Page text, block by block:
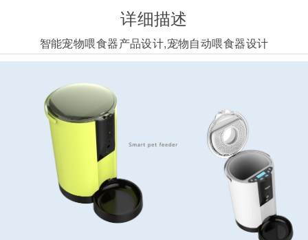
详细描述
智能宠物喂食器产品设计,宠物自动喂食器设计